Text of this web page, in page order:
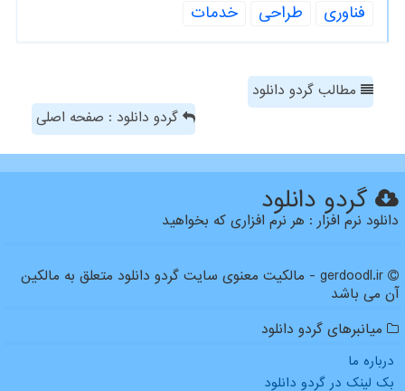
فناوری
طراحی خدمات
مطالب گردو دانلود
گردو دانلود : صفحه اصلی
گردو دانلود
دانلود نرم افزار : هر نرم افزاری که بخواهید
gerdoodl.ir - مالکیت معنوی سایت گردو دانلود متعلق به مالکین
آن می باشد
میانبرهای گردو دانلود
درباره ما
بک لینک در گردو دانلود